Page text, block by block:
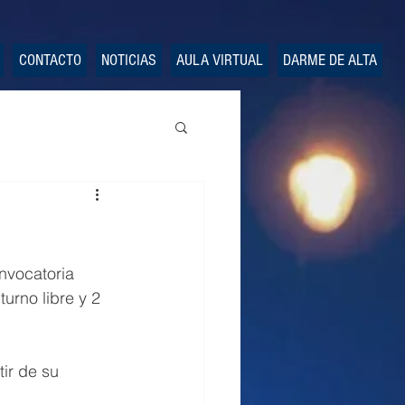
CONTACTO NOTICIAS AULA VIRTUAL DARME DE ALTA
libre y 2
de su